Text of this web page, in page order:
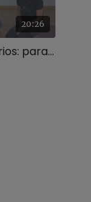
20:26
Vídeo 9 | Yoga con Accesorios: para aflojar tensión